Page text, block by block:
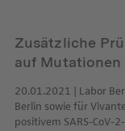
Zusätzliche
auf Mutationen
20.01.2021 | Labor
Berlin sowie für
positivem SARS-CoV-